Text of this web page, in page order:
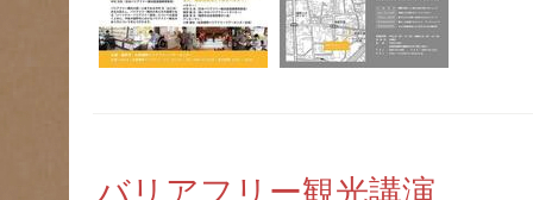
バリアフリー観光講演